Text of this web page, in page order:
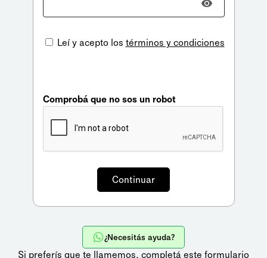
Leí y acepto los términos y condiciones
Comprobá que no sos un robot
¿Necesitás ayuda?
Si preferís que te llamemos, completá este formulario